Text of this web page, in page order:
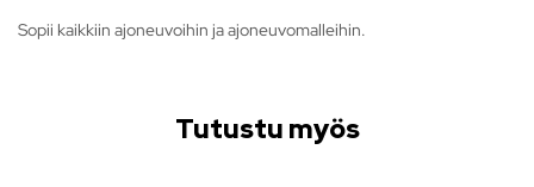
Sopii kaikkiin ajoneuvoihin ja ajoneuvomalleihin.
Tutustu myös